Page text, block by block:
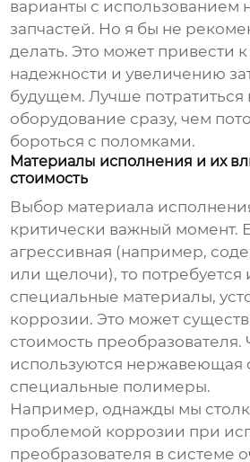
варианты с использованием
запчастей. Но я бы не
делать. Это может привести
надежности и увеличению
будущем. Лучше потратиться
оборудование сразу, чем
бороться с поломками.
Материалы исполнения и их
стоимость
Выбор материала
критически важный момент.
агрессивная (например,
или щелочи), то потребуется
специальные материалы,
коррозии. Это может
стоимость преобразователя.
используются нержавеющая
специальные полимеры.
Например, однажды мы
проблемой коррозии при
преобразователя в системе